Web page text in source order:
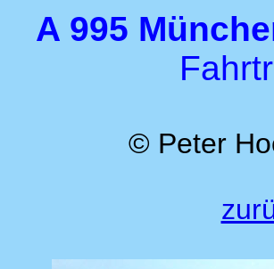
A 995
© Peter